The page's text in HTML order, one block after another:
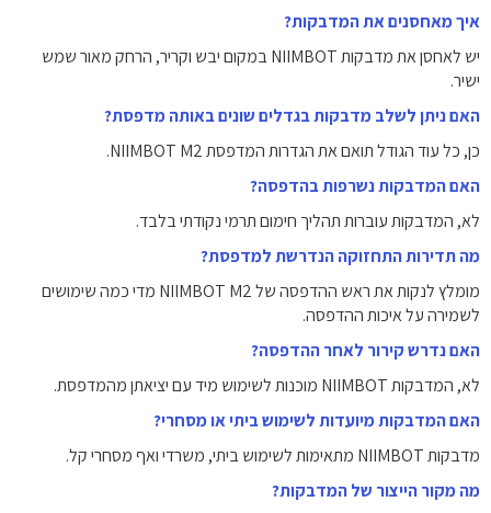
איך מאחסנים את המדבקות?
יש לאחסן את מדבקות NIIMBOT במקום יבש וקריר, הרחק מאור שמש
ישיר.
האם ניתן לשלב מדבקות בגדלים שונים באותה מדפסת?
כן, כל עוד הגודל תואם את הגדרות המדפסת NIIMBOT M2.
האם המדבקות נשרפות בהדפסה?
לא, המדבקות עוברות תהליך חימום תרמי נקודתי בלבד.
מה תדירות התחזוקה הנדרשת למדפסת?
מומלץ לנקות את ראש ההדפסה של NIIMBOT M2 מדי כמה שימושים
לשמירה על איכות ההדפסה.
האם נדרש קירור לאחר ההדפסה?
לא, המדבקות NIIMBOT מוכנות לשימוש מיד עם יציאתן מהמדפסת.
האם המדבקות מיועדות לשימוש ביתי או מסחרי?
מדבקות NIIMBOT מתאימות לשימוש ביתי, משרדי ואף מסחרי קל.
מה מקור הייצור של המדבקות?